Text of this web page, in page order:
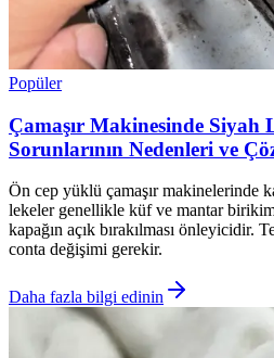
Popüler
Çamaşır Makinesinde
Sorunlarının Nedenleri ve
Ön cep yüklü çamaşır makinelerinde
lekeler genellikle küf ve mantar
kapağın açık bırakılması önleyicidir.
conta değişimi gerekir.
Daha fazla bilgi edinin